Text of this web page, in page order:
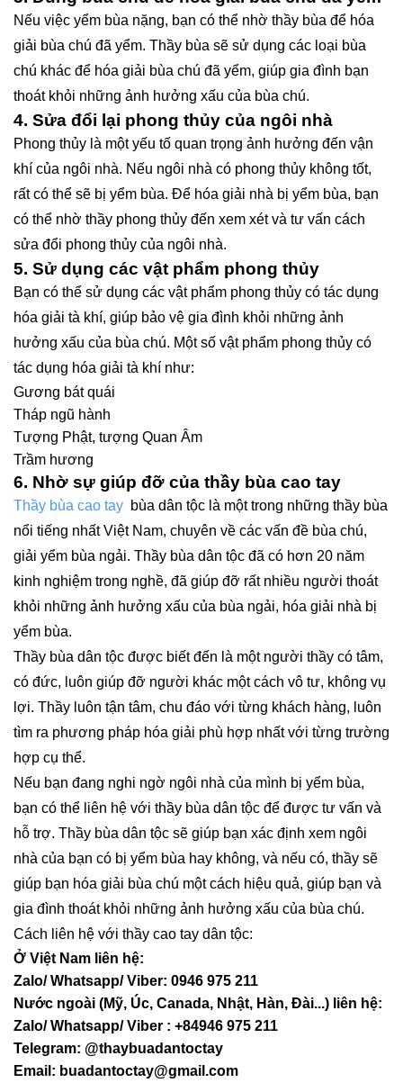
Nếu việc yểm bùa nặng, bạn có thể nhờ thầy bùa để hóa
giải bùa chú đã yểm. Thầy bùa sẽ sử dụng các loại bùa
chú khác để hóa giải bùa chú đã yểm, giúp gia đình bạn
thoát khỏi những ảnh hưởng xấu của bùa chú.
4. Sửa đổi lại phong thủy của ngôi nhà
Phong thủy là một yếu tố quan trọng ảnh hưởng đến vận
khí của ngôi nhà. Nếu ngôi nhà có phong thủy không tốt,
rất có thể sẽ bị yểm bùa. Để hóa giải nhà bị yểm bùa, bạn
có thể nhờ thầy phong thủy đến xem xét và tư vấn cách
sửa đổi phong thủy của ngôi nhà.
5. Sử dụng các vật phẩm phong thủy
Bạn có thể sử dụng các vật phẩm phong thủy có tác dụng
hóa giải tà khí, giúp bảo vệ gia đình khỏi những ảnh
hưởng xấu của bùa chú. Một số vật phẩm phong thủy có
tác dụng hóa giải tà khí như:
Gương bát quái
Tháp ngũ hành
Tượng Phật, tượng Quan Âm
Trầm hương
6. Nhờ sự giúp đỡ của thầy bùa cao tay
Thầy bùa cao tay bùa dân tộc là một trong những thầy bùa
nổi tiếng nhất Việt Nam, chuyên về các vấn đề bùa chú,
giải yểm bùa ngải. Thầy bùa dân tộc đã có hơn 20 năm
kinh nghiệm trong nghề, đã giúp đỡ rất nhiều người thoát
khỏi những ảnh hưởng xấu của bùa ngải, hóa giải nhà bị
yểm bùa.
Thầy bùa dân tộc được biết đến là một người thầy có tâm,
có đức, luôn giúp đỡ người khác một cách vô tư, không vụ
lợi. Thầy luôn tận tâm, chu đáo với từng khách hàng, luôn
tìm ra phương pháp hóa giải phù hợp nhất với từng trường
hợp cụ thể.
Nếu bạn đang nghi ngờ ngôi nhà của mình bị yểm bùa,
bạn có thể liên hệ với thầy bùa dân tộc để được tư vấn và
hỗ trợ. Thầy bùa dân tộc sẽ giúp bạn xác định xem ngôi
nhà của bạn có bị yểm bùa hay không, và nếu có, thầy sẽ
giúp bạn hóa giải bùa chú một cách hiệu quả, giúp bạn và
gia đình thoát khỏi những ảnh hưởng xấu của bùa chú.
Cách liên hệ với thầy cao tay dân tộc:
Ở Việt Nam liên hệ:
Zalo/ Whatsapp/ Viber: 0946 975 211
Nước ngoài (Mỹ, Úc, Canada, Nhật, Hàn, Đài...) liên hệ:
Zalo/ Whatsapp/ Viber : +84946 975 211
Telegram: @thaybuadantoctay
Email: buadantoctay@gmail.com